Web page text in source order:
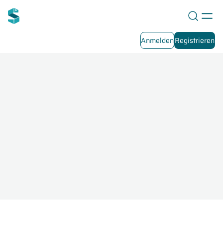
AnmeldenRegistrieren